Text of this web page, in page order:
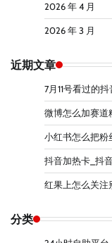
2026 年 4 月
2026 年 3 月
近期文章
7月11号看过的
微博怎么加赛道
小红书怎么把粉
抖音加热卡_抖
红果上怎么关注
分类